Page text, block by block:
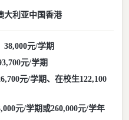
大利亚中国香港
元/学期
元/学期
元/学期、在校生122,100
元/学期或260,000元/学年